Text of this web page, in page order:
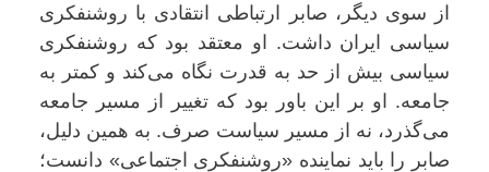
از سوی دیگر، صابر ارتباطی انتقادی با روشنفکری
سیاسی ایران داشت. او معتقد بود که روشنفکری
سیاسی بیش از حد به قدرت نگاه می‌کند و کمتر به
جامعه. او بر این باور بود که تغییر از مسیر جامعه
می‌گذرد، نه از مسیر سیاست صرف. به همین دلیل،
صابر را باید نماینده «روشنفکری اجتماعی» دانست؛